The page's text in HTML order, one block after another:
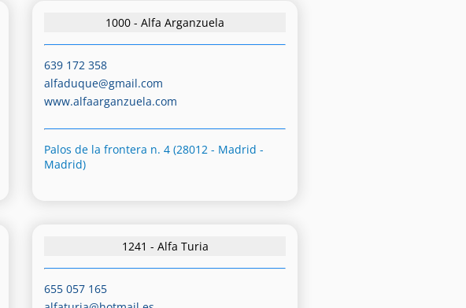
1000 - Alfa Arganzuela
639 172 358
alfaduque@gmail.com
www.alfaarganzuela.com
Palos de la frontera n. 4 (28012 - Madrid -
Madrid)
1241 - Alfa Turia
655 057 165